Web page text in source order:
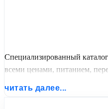
Специализированный
всеми ценами, питанием,
читать далее...